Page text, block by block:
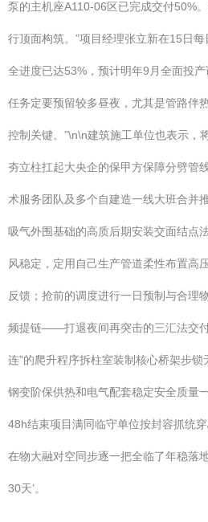
泵的主机座A110-06区已完成交付50%
行顶面构筑。”项目经理张立新在15日
全进度已达53%，预计明年9月全面投
任务定要预留较多昼夜，尤其是管路伴
控制关键。”\n\n建筑施工单位也表示，
夯立柱扛起大央企的保甲方保障分劈管
术服务团队及多个自建造一线大班合并
吸气外围基础的高质后期安装交面结点
风稳定，定用自己生产管道柔性布置高
反馈；抢前的调度进行一日预制与合理
频提链——打退夜间再突击的三汇法交
连”的爬升程序拆柱室装制核心桥架步
钢变阶保供热和电气配套稳定安全质量
48h结束项目满同临守单位按封容抓统
在物大融对空同步逐一把全临了年稳落
30天’。